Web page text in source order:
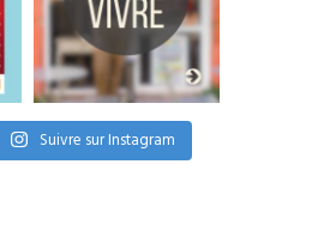
Suivre sur Instagram